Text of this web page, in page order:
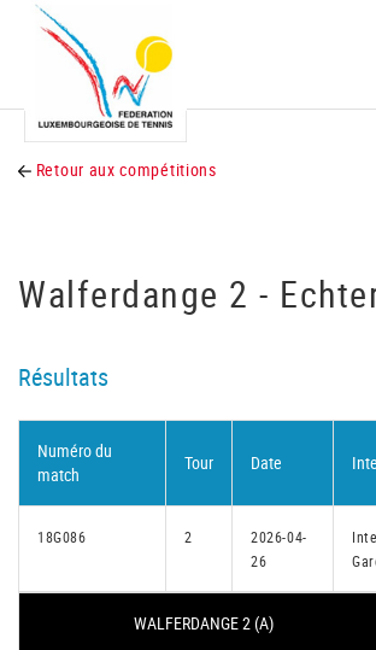
Retour aux compétitions
Walferdange 2 -
Résultats
Numéro du
match
Tour Date
18G086 2
2026-04-
26
WALFERDANGE 2 (A)